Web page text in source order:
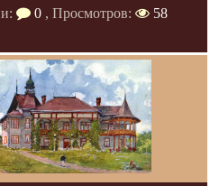
0 , Просмотров:
58